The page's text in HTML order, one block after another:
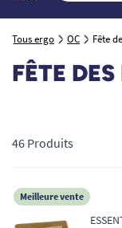
Tous ergo OC Fête
FÊTE
46 Produits
Meilleure vente